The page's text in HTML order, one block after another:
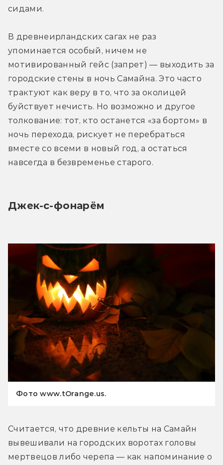
сидами.
В древнеирландских сагах не раз
упоминается особый, ничем не
мотивированный гейс (запрет) — выходить за
городские стены в ночь Самайна. Это часто
трактуют как веру в то, что за околицей
буйствует нечисть. Но возможно и другое
толкование: тот, кто останется «за бортом» в
ночь перехода, рискует не перебраться
вместе со всеми в новый год, а остаться
навсегда в безвременье старого.
Джек-с-фонарём
Фото www.tOrange.us.
Считается, что древние кельты на Самайн
вывешивали на городских воротах головы
мертвецов либо черепа — как напоминание о